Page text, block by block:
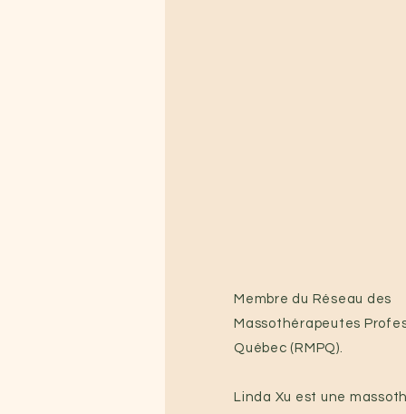
Membre du Réseau des
Massothérapeutes
Québec (RMPQ).
Linda Xu est une